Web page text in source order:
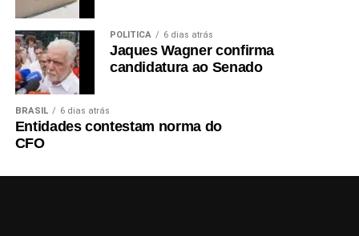
POLÍTICA 6 dias atrás
Jaques Wagner confirma
candidatura ao Senado
BRASIL 6 dias atrás
Entidades contestam norma do
CFO